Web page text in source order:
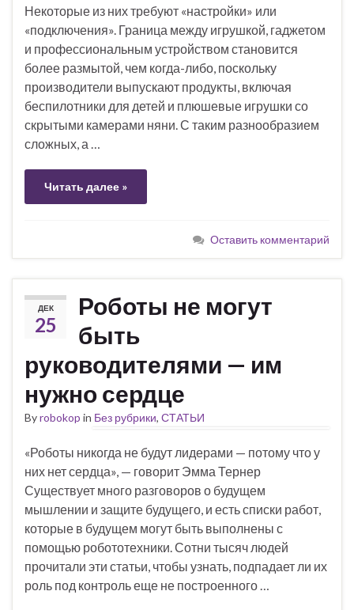
Некоторые из них требуют «настройки» или
«подключения». Граница между игрушкой, гаджетом
и профессиональным устройством становится
более размытой, чем когда-либо, поскольку
производители выпускают продукты, включая
беспилотники для детей и плюшевые игрушки со
скрытыми камерами няни. С таким разнообразием
сложных, а …
Читать далее »
Оставить комментарий
ДЕК
25
Роботы не могут
быть
руководителями — им
нужно сердце
Byrobokop in Без рубрики, СТАТЬИ
«Роботы никогда не будут лидерами — потому что у
них нет сердца», — говорит Эмма Тернер
Существует много разговоров о будущем
мышлении и защите будущего, и есть списки работ,
которые в будущем могут быть выполнены с
помощью робототехники. Сотни тысяч людей
прочитали эти статьи, чтобы узнать, подпадает ли их
роль под контроль еще не построенного …